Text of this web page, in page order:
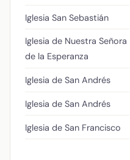
Iglesia San Sebastián
Iglesia de Nuestra Señora
de la Esperanza
Iglesia de San Andrés
Iglesia de San Andrés
Iglesia de San Francisco